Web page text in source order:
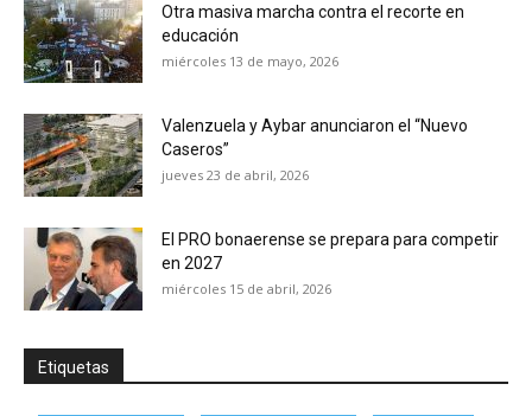
Otra masiva marcha contra el recorte en
educación
miércoles 13 de mayo, 2026
Valenzuela y Aybar anunciaron el “Nuevo
Caseros”
jueves 23 de abril, 2026
El PRO bonaerense se prepara para competir
en 2027
miércoles 15 de abril, 2026
Etiquetas